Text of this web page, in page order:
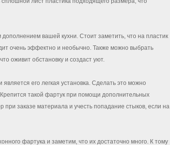
вашей кухни. Стоит заметить, что на пластик
очень эффектно и необычно. Также можно выбрать
оживит обстановку и создаст уют.
его легкая установка. Сделать это можно
такой фартук при помощи дополнительных
заказе материала и учесть попадание стыков, если на
фартука и заметим, что их достаточно много. К тому